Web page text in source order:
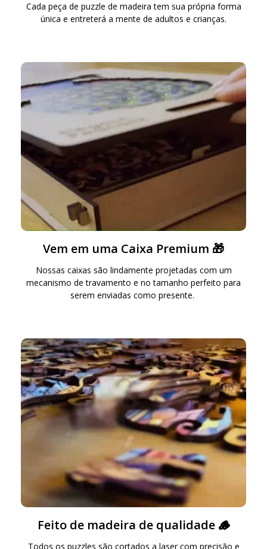
Cada peça de puzzle de madeira tem sua própria forma
única e entreterá a mente de adultos e crianças.
Vem em uma Caixa Premium 🎁
Nossas caixas são lindamente projetadas com um
mecanismo de travamento e no tamanho perfeito para
serem enviadas como presente.
Feito de madeira de qualidade 🪵
Todos os puzzles são cortados a laser com precisão e